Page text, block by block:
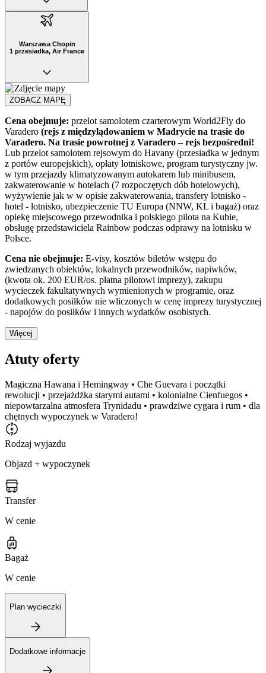
Warszawa Chopin
1 przesiadka, Air France
ZOBACZ MAPĘ
Cena obejmuje: przelot samolotem czarterowym World2Fly do
Varadero (rejs z międzylądowaniem w Madrycie na trasie do
Varadero. Na trasie powrotnej z Varadero – rejs bezpośredni!
Lub przelot samolotem rejsowym do Havany (przesiadka w jednym
z portów europejskich), opłaty lotniskowe, program turystyczny jw.
w tym przejazdy klimatyzowanym autokarem lub minibusem,
zakwaterowanie w hotelach (7 rozpoczętych dób hotelowych),
wyżywienie jak w w opisie zakwaterowania, transfery lotnisko -
hotel - lotnisko, ubezpieczenie TU Europa (NNW, KL i bagaż) oraz
opiekę miejscowego przewodnika i polskiego pilota na Kubie,
obsługę przedstawiciela Rainbow podczas odprawy na lotnisku w
Polsce.
Cena nie obejmuje: E-visy, kosztów biletów wstępu do
zwiedzanych obiektów, lokalnych przewodników, napiwków,
(kwota ok. 200 EUR/os. płatna pilotowi imprezy), zakupu
wycieczek fakultatywnych wymienionych w programie, oraz
dodatkowych posiłków nie wliczonych w cenę imprezy turystycznej
- napojów do posiłków i innych wydatków osobistych.
Więcej
Atuty oferty
Magiczna Hawana i Hemingway • Che Guevara i początki
rewolucji • przejażdżka starymi autami • kolonialne Cienfuegos •
niepowtarzalna atmosfera Trynidadu • prawdziwe cygara i rum • dla
chętnych wypoczynek w Varadero!
Rodzaj wyjazdu
Objazd + wypoczynek
Transfer
W cenie
Bagaż
W cenie
Plan wycieczki
Dodatkowe informacje